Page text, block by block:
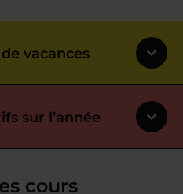
vacances
sur l’année
cours